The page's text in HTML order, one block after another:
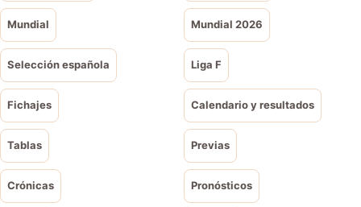
Mundial Mundial 2026
Selección española Liga F
Fichajes Calendario y resultados
Tablas Previas
Crónicas Pronósticos